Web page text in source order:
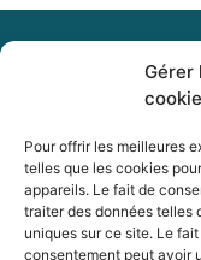
Gérer
Pour offrir les meilleures
telles que les cookies
appareils. Le fait de
traiter des données telles
uniques sur ce site. Le
consentement peut avoir
255,